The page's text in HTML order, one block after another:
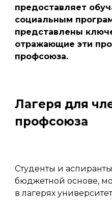
предоставляет
социальным
представлены
отражающие эти
профсоюза.
Лагеря для
профсоюза
Студенты и
бюджетной основе,
в лагерях